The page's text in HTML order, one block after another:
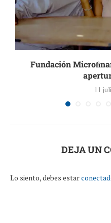
Fundación
11
DEJA UN
Lo siento, debes estar